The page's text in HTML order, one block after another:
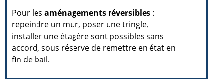
Pour les aménagements réversibles :
repeindre un mur, poser une tringle,
installer une étagère sont possibles sans
accord, sous réserve de remettre en état en
fin de bail.